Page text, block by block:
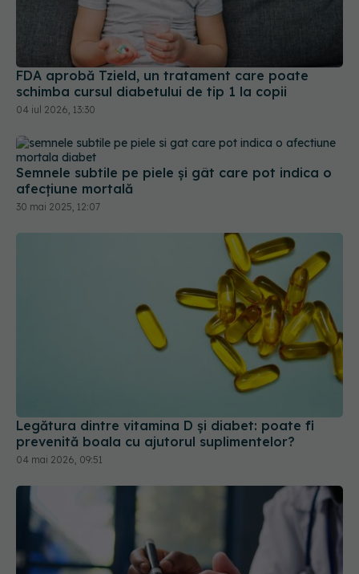
FDA aprobă Tzield, un tratament care poate
schimba cursul diabetului de tip 1 la copii
04 iul 2026, 13:30
Semnele subtile pe piele și gât care pot indica o
afecțiune mortală
30 mai 2025, 12:07
Legătura dintre vitamina D și diabet: poate fi
prevenită boala cu ajutorul suplimentelor?
04 mai 2026, 09:51